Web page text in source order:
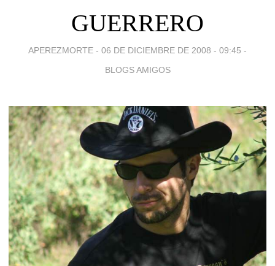
GUERRERO
APEREZMORTE - 06 DE DICIEMBRE DE 2008 - 09:45 -
BLOGS AMIGOS